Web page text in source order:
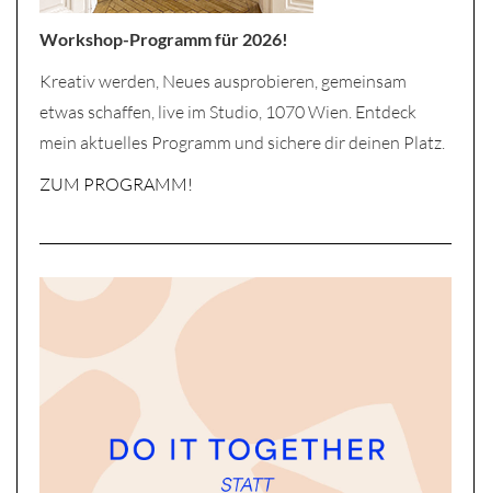
Workshop-Programm für 2026!
Kreativ werden, Neues ausprobieren, gemeinsam
etwas schaffen, live im Studio, 1070 Wien. Entdeck
mein aktuelles Programm und sichere dir deinen Platz.
ZUM PROGRAMM!